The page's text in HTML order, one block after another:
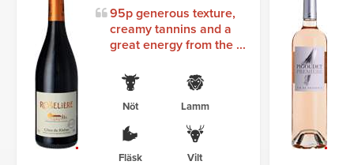
95p generous texture,
creamy tannins and a
great energy from the ...
Nöt Lamm
Fläsk Vilt